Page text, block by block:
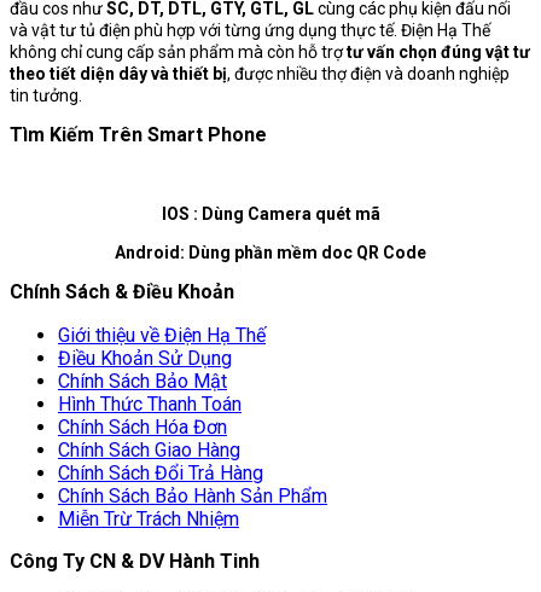
đầu cos nhưSC, DT, DTL, GTY, GTL, GLcùng các phụ kiện đấu nối
và vật tư tủ điện phù hợp với từng ứng dụng thực tế. Điện Hạ Thế
không chỉ cung cấp sản phẩm mà còn hỗ trợtư vấn chọn đúng vật tư
theo tiết diện dây và thiết bị, được nhiều thợ điện và doanh nghiệp
tin tưởng.
Tìm Kiếm Trên Smart Phone
IOS : Dùng Camera quét mã
Android: Dùng phần mềm doc QR Code
Chính Sách & Điều Khoản
Giới thiệu về Điện Hạ Thế
Điều Khoản Sử Dụng
Chính Sách Bảo Mật
Hình Thức Thanh Toán
Chính Sách Hóa Đơn
Chính Sách Giao Hàng
Chính Sách Đổi Trả Hàng
Chính Sách Bảo Hành Sản Phẩm
Miễn Trừ Trách Nhiệm
Công Ty CN & DV Hành Tinh